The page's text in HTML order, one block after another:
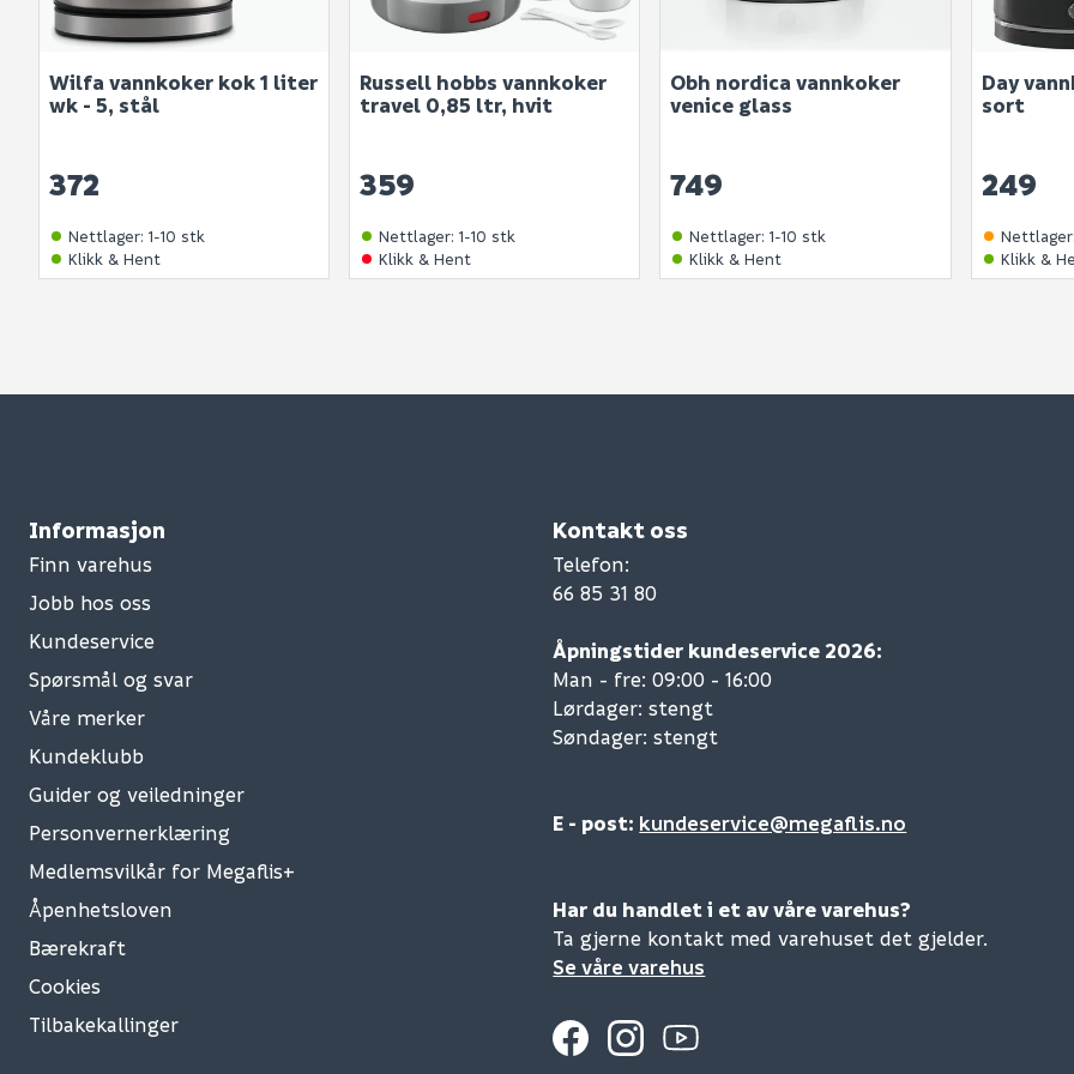
Wilfa vannkoker kok 1 liter
wk - 5, stål
372
Nettlager: 1-10 stk
Klikk & Hent
Russell hobbs vannkoker
travel 0,85 ltr, hvit
359
Nettlager:1-10 stk
Klikk & Hent
Obh nordica vannkoker
venice glass
749
Nettlager:1-10 stk
Klikk & Hent
Day
sort
249
Nettlager:
Klikk &
Informasjon
Finn varehus
Jobb hos oss
Kundeservice
Spørsmål og svar
Våre merker
Kundeklubb
Guider og veiledninger
Personvernerklæring
Medlemsvilkår for Megaflis+
Åpenhetsloven
Bærekraft
Cookies
Tilbakekallinger
Kontakt oss
Telefon:
66 85 31 80
Åpningstider kundeservice 2026:
Man - fre: 09:00 - 16:00
Lørdager: stengt
Søndager: stengt
E - post: kundeservice@megaflis.no
Har du handlet i et av våre varehus?
Ta gjerne kontakt med varehuset det gjelder.
Se våre varehus